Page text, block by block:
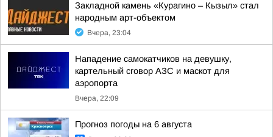
Закладной камень «Курагино – Кызыл» стал
народным арт-объектом
Вчера, 23:04
Нападение самокатчиков на девушку,
картельный сговор АЗС и маскот для
аэропорта
Вчера, 22:09
Прогноз погоды на 6 августа